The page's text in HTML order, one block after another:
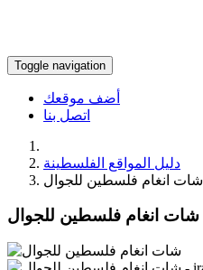
Toggle navigation
أضف موقعك
اتصل بنا
دليل المواقع الفلسطينة
شات انغام فلسطين للجوال
شات انغام فلسطين للجوال